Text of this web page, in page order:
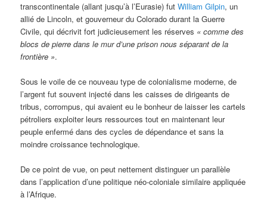
transcontinentale (allant jusqu’à l’Eurasie) futWilliam Gilpin, un
allié de Lincoln, et gouverneur du Colorado durant la Guerre
Civile, qui décrivit fort judicieusement les réserves « comme des
blocs de pierre dans le mur d’une prison nous séparant de la
frontière ».
Sous le voile de ce nouveau type de colonialisme moderne, de
l’argent fut souvent injecté dans les caisses de dirigeants de
tribus, corrompus, qui avaient eu le bonheur de laisser les cartels
pétroliers exploiter leurs ressources tout en maintenant leur
peuple enfermé dans des cycles de dépendance et sans la
moindre croissance technologique.
De ce point de vue, on peut nettement distinguer un parallèle
dans l’application d’une politique néo-coloniale similaire appliquée
à l’Afrique.